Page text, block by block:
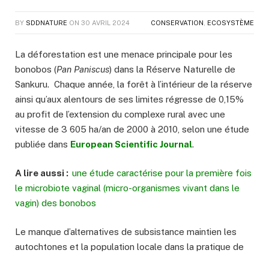
BY SDDNATURE ON 30 AVRIL 2024 CONSERVATION ECOSYSTÈME
La déforestation est une menace principale pour les
bonobos (Pan Paniscus) dans la Réserve Naturelle de
Sankuru. Chaque année, la forêt à l’intérieur de la réserve
ainsi qu’aux alentours de ses limites régresse de 0,15%
au profit de l’extension du complexe rural avec une
vitesse de 3 605 ha/an de 2000 à 2010, selon une étude
publiée dans European Scientific Journal.
A lire aussi : une étude caractérise pour la première fois
le microbiote vaginal (micro-organismes vivant dans le
vagin) des bonobos
Le manque d’alternatives de subsistance maintien les
autochtones et la population locale dans la pratique de